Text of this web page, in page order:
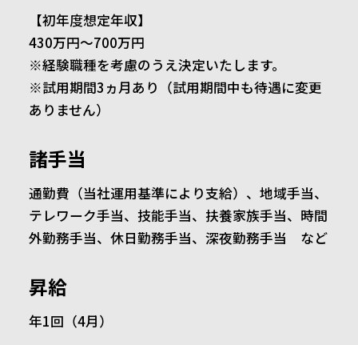
【初年度想定年収】
430万円～700万円
※経験職種を考慮のうえ決定いたします。
※試用期間3ヵ月あり（試用期間中も待遇に変更
ありません）
諸手当
通勤費（当社運用基準により支給）、地域手当、
テレワーク手当、技能手当、扶養家族手当、時間
外勤務手当、休日勤務手当、深夜勤務手当 など
昇給
年1回（4月）